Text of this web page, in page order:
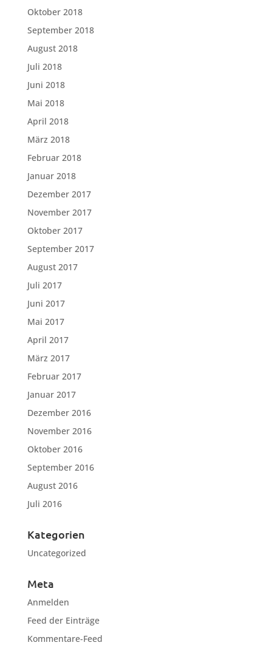
Oktober 2018
September 2018
August 2018
Juli 2018
Juni 2018
Mai 2018
April 2018
März 2018
Februar 2018
Januar 2018
Dezember 2017
November 2017
Oktober 2017
September 2017
August 2017
Juli 2017
Juni 2017
Mai 2017
April 2017
März 2017
Februar 2017
Januar 2017
Dezember 2016
November 2016
Oktober 2016
September 2016
August 2016
Juli 2016
Kategorien
Uncategorized
Meta
Anmelden
Feed der Einträge
Kommentare-Feed